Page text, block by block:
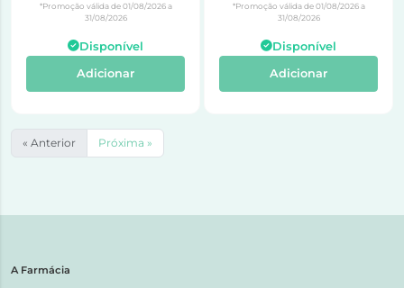
*Promoção válida de 01/08/2026 a
31/08/2026
Disponível
Adicionar
*Promoção válida de 01/08/2026 a
31/08/2026
Disponível
Adicionar
« Anterior Próxima »
A Farmácia